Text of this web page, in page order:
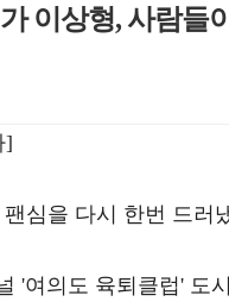
이상형, 사람들
]
심을 다시 한번 드러
'여의도 육퇴클럽'